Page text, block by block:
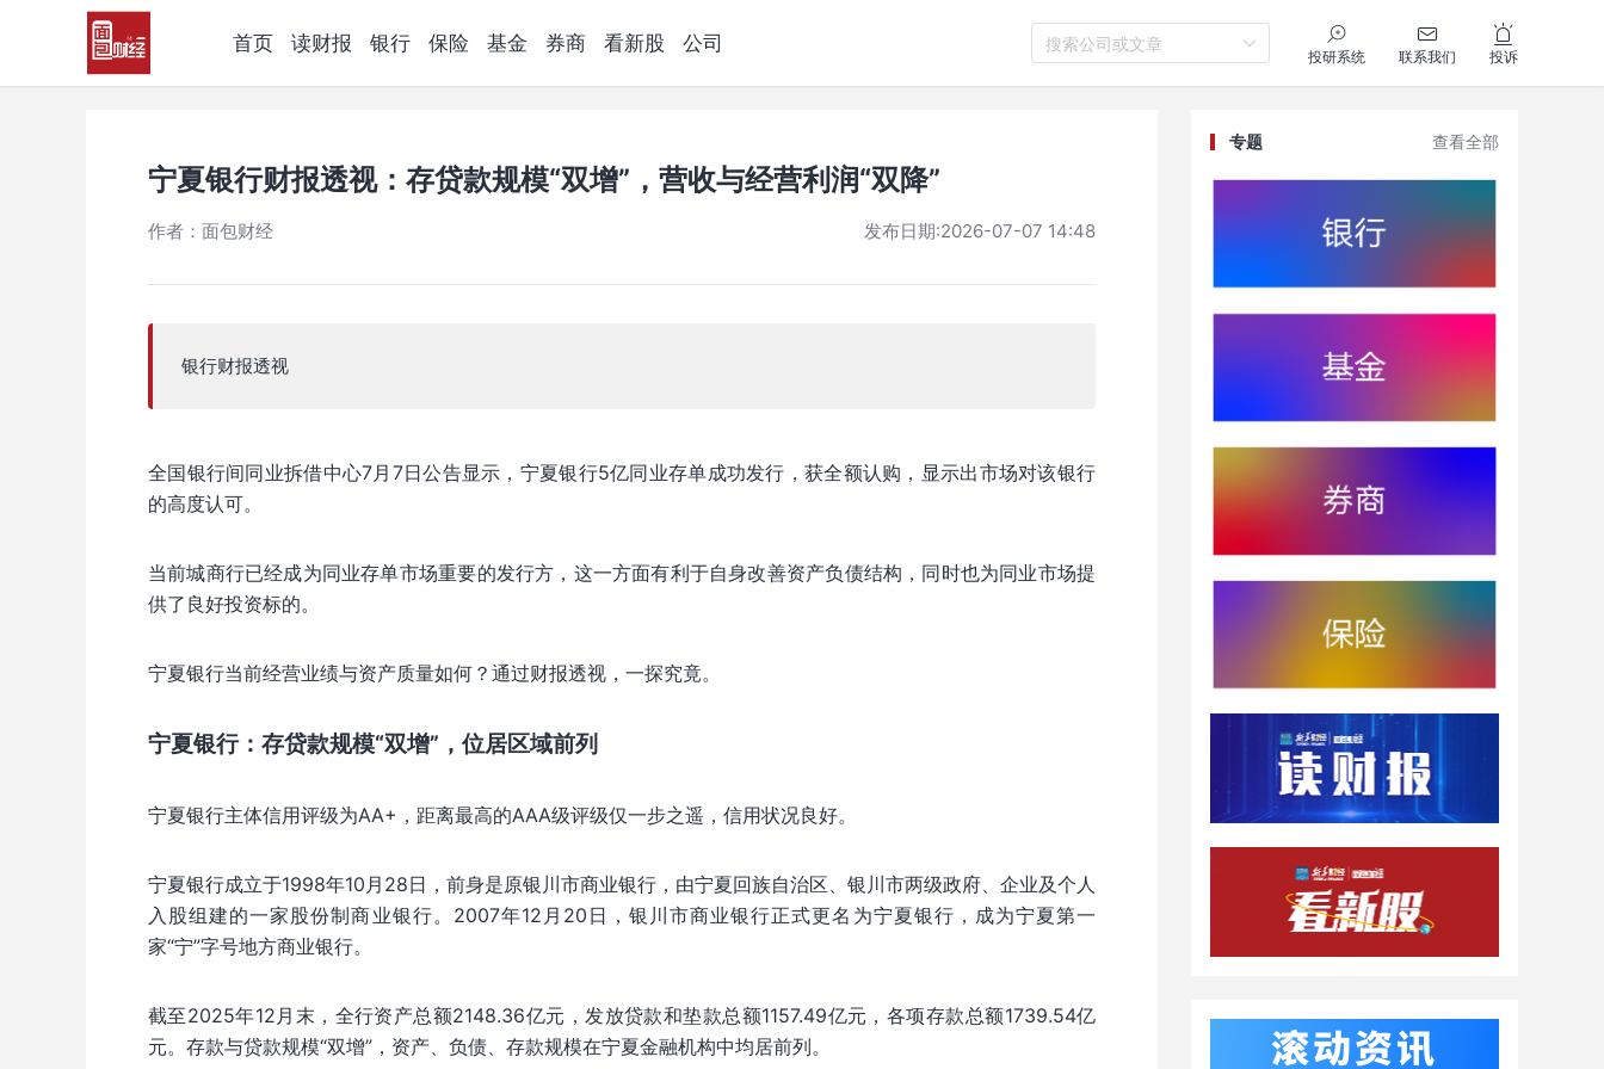
首页 读财报 银行 保险 基金 券商 看新股 公司 搜索公司或文章
投研系统 联系我们 投诉
宁夏银行财报透视：存贷款规模“双增”，营收与经营利润“双降”
作者：面包财经 发布日期:2026-07-07 14:48
银行财报透视
全国银行间同业拆借中心7月7日公告显示，宁夏银行5亿同业存单成功发行，获全额认购，显示出市场对该银行
的高度认可。
当前城商行已经成为同业存单市场重要的发行方，这一方面有利于自身改善资产负债结构，同时也为同业市场提
供了良好投资标的。
宁夏银行当前经营业绩与资产质量如何？通过财报透视，一探究竟。
宁夏银行：存贷款规模“双增”，位居区域前列
宁夏银行主体信用评级为AA+，距离最高的AAA级评级仅一步之遥，信用状况良好。
宁夏银行成立于1998年10月28日，前身是原银川市商业银行，由宁夏回族自治区、银川市两级政府、企业及个人
入股组建的一家股份制商业银行。2007年12月20日，银川市商业银行正式更名为宁夏银行，成为宁夏第一
家“宁”字号地方商业银行。
截至2025年12月末，全行资产总额2148.36亿元，发放贷款和垫款总额1157.49亿元，各项存款总额1739.54亿
元。存款与贷款规模“双增”，资产、负债、存款规模在宁夏金融机构中均居前列。
专题 查看全部